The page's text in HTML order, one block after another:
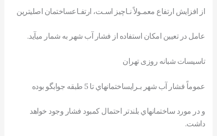
از افزايش ارتفاع معمـولاً نـاچيز اسـت، ارتفـاعساختمان اصليترين
عامل در تعيين امکان استفاده از فشار آب شهر به شمار ميآيد.
تاسیسات شبانه روزی تهران
عموماً فشار آب شهر بـرایساختمانهاي تا 5 طبقه جوابگو بوده
و در مورد ساختمانهاي بلندتر احتمال کمبود فشار وجود خواهد
داشت.